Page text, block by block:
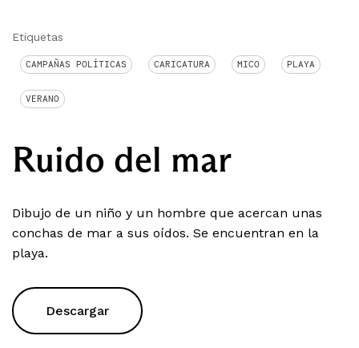
Etiquetas
CAMPAÑAS POLÍTICAS CARICATURA MICO PLAYA
VERANO
Ruido del mar
Dibujo de un niño y un hombre que acercan unas
conchas de mar a sus oídos. Se encuentran en la
playa.
Descargar